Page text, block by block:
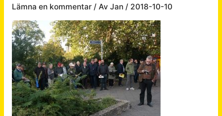
Lämna en kommentar / Av Jan / 2018-10-10